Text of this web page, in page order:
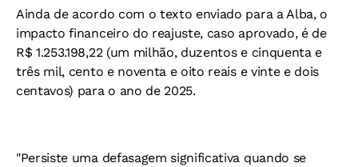
Ainda de acordo com o texto enviado para a Alba, o
impacto financeiro do reajuste, caso aprovado, é de
R$ 1.253.198,22 (um milhão, duzentos e cinquenta e
três mil, cento e noventa e oito reais e vinte e dois
centavos) para o ano de 2025.
"Persiste uma defasagem significativa quando se